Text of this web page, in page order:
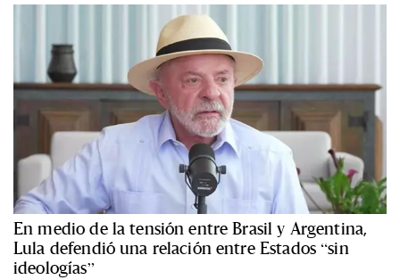
En medio de la tensión entre Brasil y Argentina,
Lula defendió una relación entre Estados “sin
ideologías”